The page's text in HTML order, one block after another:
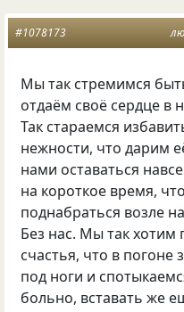
#1078173
Мы так стремимся
отдаём своё сердце в
Так стараемся
нежности, что дарим
нами оставаться
на короткое время,
поднабраться возле
Без нас. Мы так хотим
счастья, что в
под ноги и
больно, вставать же